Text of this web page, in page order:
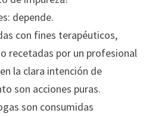
depende.
con fines terapéuticos,
recetadas por un profesional
la clara intención de
son acciones puras.
son consumidas